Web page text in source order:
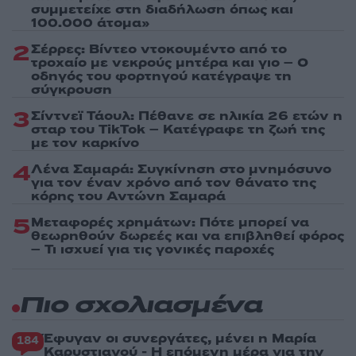
συμμετείχε στη διαδήλωση όπως και
100.000 άτομα»
2Σέρρες: Βίντεο ντοκουμέντο από το
τροχαίο με νεκρούς μητέρα και γιο – Ο
οδηγός του φορτηγού κατέγραψε τη
σύγκρουση
3Σίντνεϊ Τάουλ: Πέθανε σε ηλικία 26 ετών η
σταρ του TikTok – Kατέγραφε τη ζωή της
με τον καρκίνο
4Λένα Σαμαρά: Συγκίνηση στο μνημόσυνο
για τον έναν χρόνο από τον θάνατο της
κόρης του Αντώνη Σαμαρά
5Μεταφορές χρημάτων: Πότε μπορεί να
θεωρηθούν δωρεές και να επιβληθεί φόρος
– Τι ισχυεί για τις γονικές παροχές
Πιο σχολιασμένα
184 Έφυγαν οι συνεργάτες, μένει η Μαρία
Καρυστιανού - Η επόμενη μέρα για την